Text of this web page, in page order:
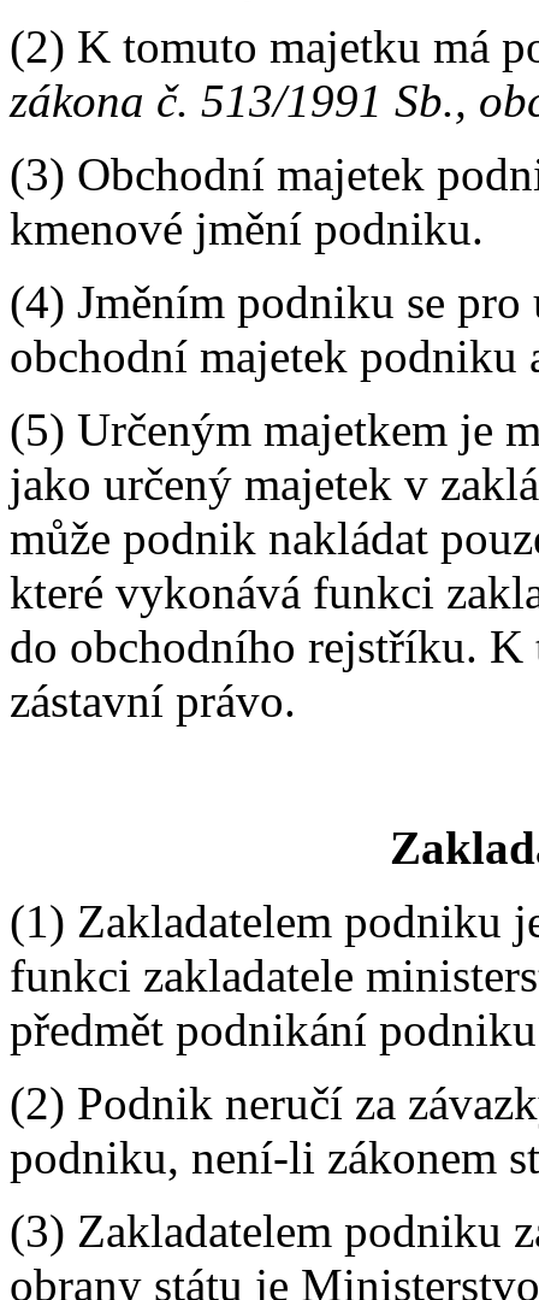
(2) K tomuto majetku má
zákona č. 513/1991 Sb.,
(3) Obchodní majetek
kmenové jmění podniku.
(4) Jměním podniku se
obchodní majetek podniku
(5) Určeným majetkem je
jako určený majetek v
může podnik nakládat
které vykonává funkci
do obchodního rejstříku.
zástavní právo.
(1) Zakladatelem podniku
funkci zakladatele
předmět podnikání
(2) Podnik neručí za
podniku, není-li zákonem
(3) Zakladatelem podniku
obrany státu je